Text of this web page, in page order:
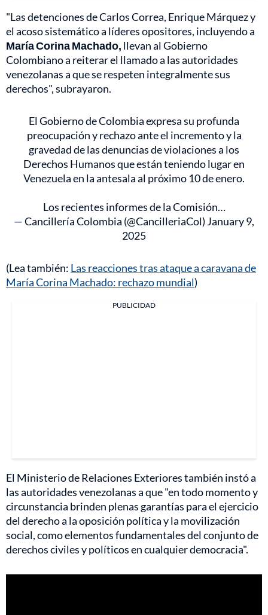
"Las detenciones de Carlos Correa, Enrique Márquez y
el acoso sistemático a líderes opositores, incluyendo a
María Corina Machado, llevan al Gobierno
Colombiano a reiterar el llamado a las autoridades
venezolanas a que se respeten integralmente sus
derechos", subrayaron.
El Gobierno de Colombia expresa su profunda
preocupación y rechazo ante el incremento y la
gravedad de las denuncias de violaciones a los
Derechos Humanos que están teniendo lugar en
Venezuela en la antesala al próximo 10 de enero.
Los recientes informes de la Comisión…
— Cancillería Colombia (@CancilleriaCol) January 9,
2025
(Lea también: Las reacciones tras ataque a caravana de
María Corina Machado: rechazo mundial)
PUBLICIDAD
El Ministerio de Relaciones Exteriores también instó a
las autoridades venezolanas a que "en todo momento y
circunstancia brinden plenas garantías para el ejercicio
del derecho a la oposición política y la movilización
social, como elementos fundamentales del conjunto de
derechos civiles y políticos en cualquier democracia".